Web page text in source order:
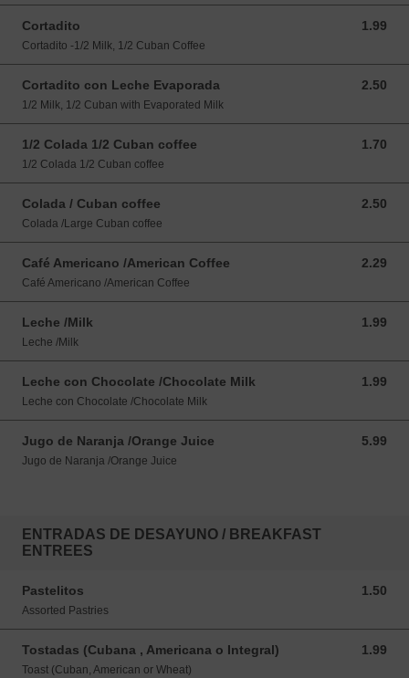
Cortadito 1.99
1.99 USD
Cortadito -1/2 Milk, 1/2 Cuban Coffee
Cortadito con Leche Evaporada 2.50
2.50 USD
1/2 Milk, 1/2 Cuban with Evaporated Milk
1/2 Colada 1/2 Cuban coffee 1.70
1.70 USD
1/2 Colada 1/2 Cuban coffee
Colada / Cuban coffee 2.50
2.50 USD
Colada /Large Cuban coffee
Café Americano /American Coffee 2.29
2.29 USD
Café Americano /American Coffee
Leche /Milk 1.99
1.99 USD
Leche /Milk
Leche con Chocolate /Chocolate Milk 1.99
1.99 USD
Leche con Chocolate /Chocolate Milk
Jugo de Naranja /Orange Juice 5.99
5.99 USD
Jugo de Naranja /Orange Juice
ENTRADAS DE DESAYUNO / BREAKFAST
ENTREES
Pastelitos 1.50
1.50 USD
Assorted Pastries
Tostadas (Cubana , Americana o Integral) 1.99
1.99 USD
Toast (Cuban, American or Wheat)